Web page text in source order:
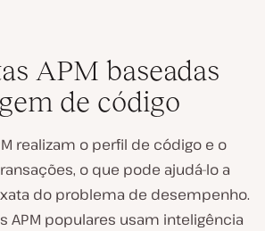
APM baseadas
de código
realizam o perfil de código e o
o que pode ajudá-lo a
do problema de desempenho.
APM populares usam inteligência